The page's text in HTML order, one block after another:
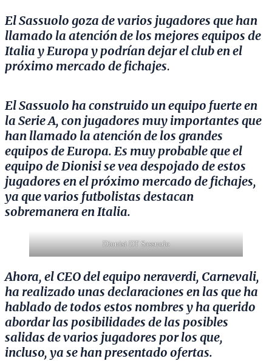
El Sassuolo goza de varios jugadores que han
llamado la atención de los mejores equipos de
Italia y Europa y podrían dejar el club en el
próximo mercado de fichajes.
El Sassuolo ha construido un equipo fuerte en
la Serie A, con jugadores muy importantes que
han llamado la atención de los grandes
equipos de Europa. Es muy probable que el
equipo de Dionisi se vea despojado de estos
jugadores en el próximo mercado de fichajes,
ya que varios futbolistas destacan
sobremanera en Italia.
Dionisi DT Sassuolo
Ahora, el CEO del equipo neraverdi, Carnevali,
ha realizado unas declaraciones en las que ha
hablado de todos estos nombres y ha querido
abordar las posibilidades de las posibles
salidas de varios jugadores por los que,
incluso, ya se han presentado ofertas.